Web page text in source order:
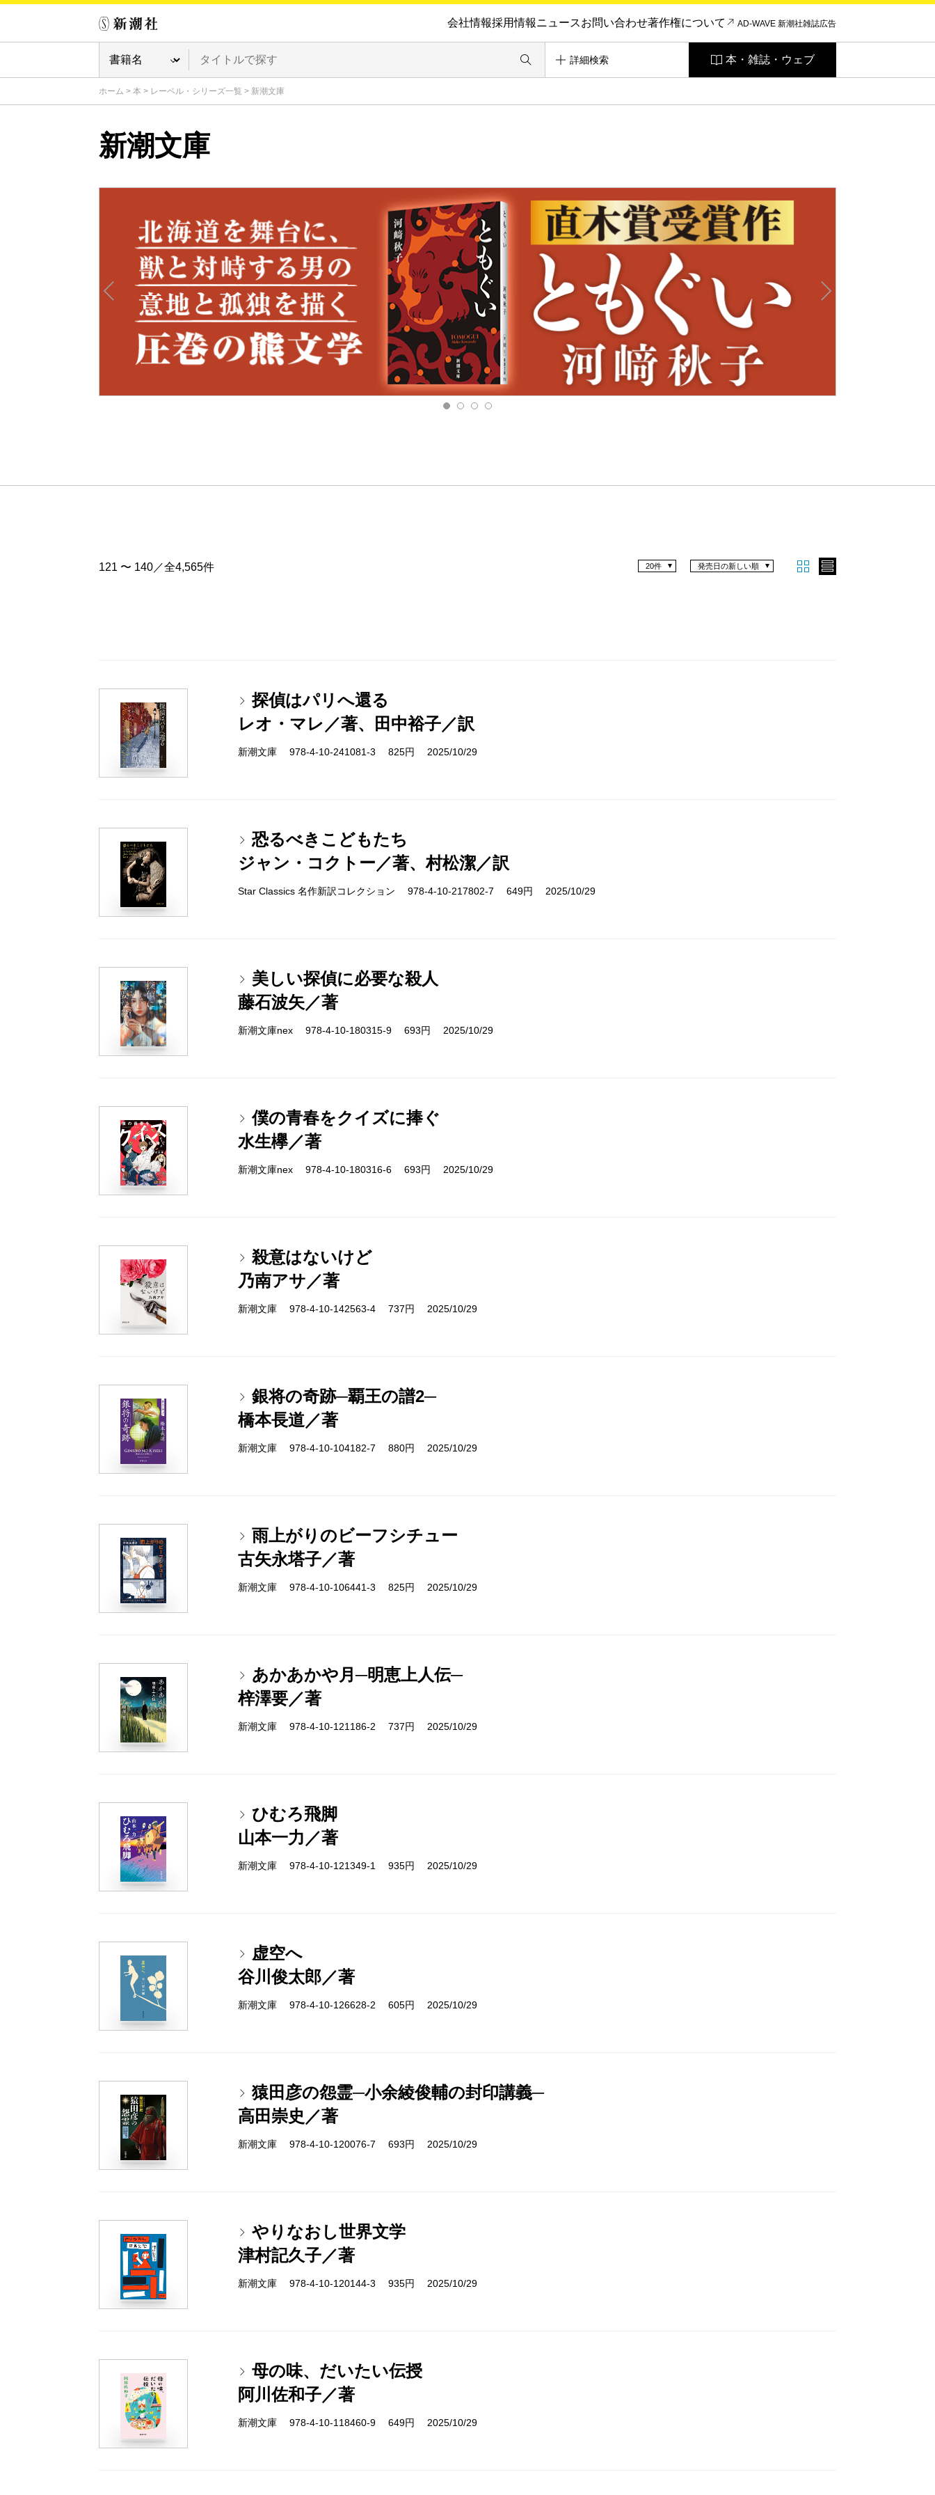
会社情報採用情報ニュースお問い合わせ著作権について AD-WAVE 新潮社雑誌広告
詳細検索 本・雑誌・ウェブ
ホーム > 本 > レーベル・シリーズ一覧 > 新潮文庫
新潮文庫
121 〜 140／全4,565件 発売日の新しい順
20件
探偵はパリへ還る
レオ・マレ／著、田中裕子／訳
新潮文庫 978-4-10-241081-3 825円 2025/10/29
恐るべきこどもたち
ジャン・コクトー／著、村松潔／訳
Star Classics 名作新訳コレクション 978-4-10-217802-7 649円 2025/10/29
美しい探偵に必要な殺人
藤石波矢／著
新潮文庫nex 978-4-10-180315-9 693円 2025/10/29
僕の青春をクイズに捧ぐ
水生欅／著
新潮文庫nex 978-4-10-180316-6 693円 2025/10/29
殺意はないけど
乃南アサ／著
新潮文庫 978-4-10-142563-4 737円 2025/10/29
銀将の奇跡─覇王の譜2─
橋本長道／著
新潮文庫 978-4-10-104182-7 880円 2025/10/29
雨上がりのビーフシチュー
古矢永塔子／著
新潮文庫 978-4-10-106441-3 825円 2025/10/29
あかあかや月─明恵上人伝─
梓澤要／著
新潮文庫 978-4-10-121186-2 737円 2025/10/29
ひむろ飛脚
山本一力／著
新潮文庫 978-4-10-121349-1 935円 2025/10/29
虚空へ
谷川俊太郎／著
新潮文庫 978-4-10-126628-2 605円 2025/10/29
猿田彦の怨霊─小余綾俊輔の封印講義─
高田崇史／著
新潮文庫 978-4-10-120076-7 693円 2025/10/29
やりなおし世界文学
津村記久子／著
新潮文庫 978-4-10-120144-3 935円 2025/10/29
母の味、だいたい伝授
阿川佐和子／著
新潮文庫 978-4-10-118460-9 649円 2025/10/29